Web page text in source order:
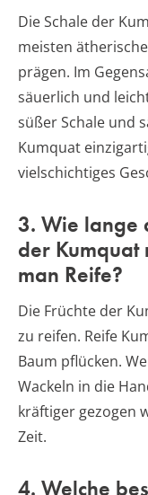
Die Schale der
meisten
prägen. Im
säuerlich und
süßer Schale und
Kumquat
vielschichtiges
3. Wie lange
der
man Reife?
Die Früchte der
zu reifen. Reife
Baum pflücken.
Wackeln in die
kräftiger gezogen
Zeit.
4. Welche